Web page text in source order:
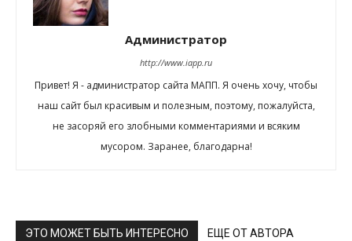
Администратор
http://www.iapp.ru
Привет! Я - администратор сайта МАПП. Я очень хочу, чтобы
наш сайт был красивым и полезным, поэтому, пожалуйста,
не засоряй его злобными комментариями и всяким
мусором. Заранее, благодарна!
ЭТО МОЖЕТ БЫТЬ ИНТЕРЕСНО ЕЩЕ ОТ АВТОРА